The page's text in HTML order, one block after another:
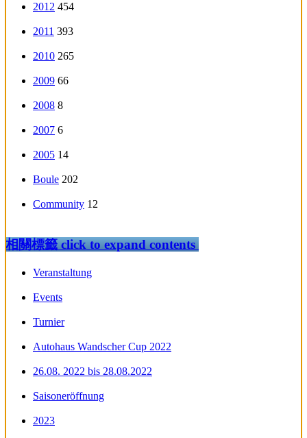
2012 454
2011 393
2010 265
2009 66
2008 8
2007 6
2005 14
Boule 202
Community 12
相關標籤click to expand contents
Veranstaltung
Events
Turnier
Autohaus Wandscher Cup 2022
26.08. 2022 bis 28.08.2022
Saisoneröffnung
2023